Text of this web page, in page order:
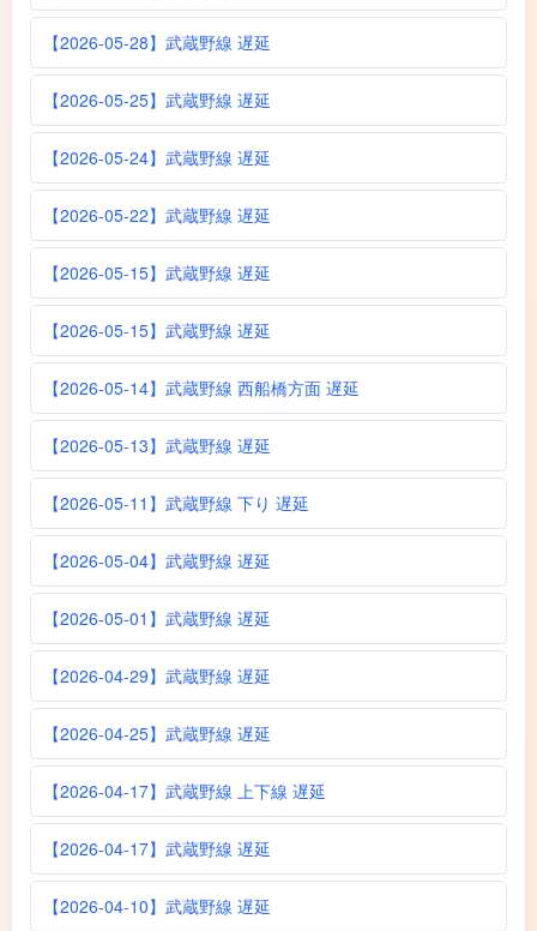
【2026-05-28】武蔵野線 遅延
【2026-05-25】武蔵野線 遅延
【2026-05-24】武蔵野線 遅延
【2026-05-22】武蔵野線 遅延
【2026-05-15】武蔵野線 遅延
【2026-05-15】武蔵野線 遅延
【2026-05-14】武蔵野線 西船橋方面 遅延
【2026-05-13】武蔵野線 遅延
【2026-05-11】武蔵野線 下り 遅延
【2026-05-04】武蔵野線 遅延
【2026-05-01】武蔵野線 遅延
【2026-04-29】武蔵野線 遅延
【2026-04-25】武蔵野線 遅延
【2026-04-17】武蔵野線 上下線 遅延
【2026-04-17】武蔵野線 遅延
【2026-04-10】武蔵野線 遅延